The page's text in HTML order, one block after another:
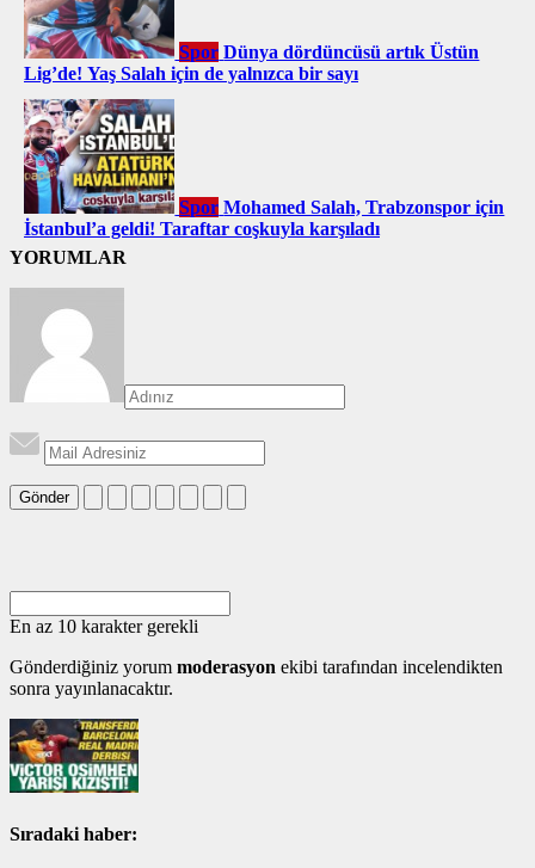
Spor Dünya dördüncüsü artık Üstün
Lig’de! Yaş Salah için de yalnızca bir sayı
Spor Mohamed Salah, Trabzonspor için
İstanbul’a geldi! Taraftar coşkuyla karşıladı
YORUMLAR
Gönder
En az 10 karakter gerekli
Gönderdiğiniz yorum moderasyon ekibi tarafından incelendikten
sonra yayınlanacaktır.
Sıradaki haber: